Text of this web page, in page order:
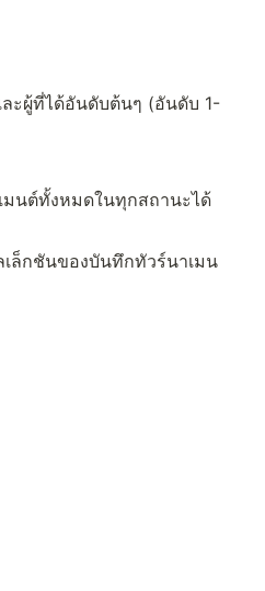
ะผู้ที่ได้อันดับต้นๆ (อันดับ 1-
นต์ทั้งหมดในทุกสถานะได้
ล็กชันของบันทึกทัวร์นาเมน